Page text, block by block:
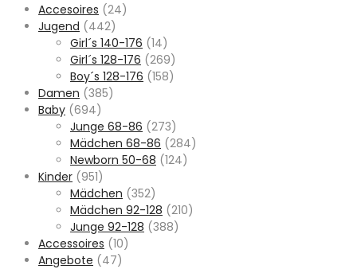
Accesoires (24)
Jugend (442)
Girl´s 140-176 (14)
Girl´s 128-176 (269)
Boy´s 128-176 (158)
Damen (385)
Baby (694)
Junge 68-86 (273)
Mädchen 68-86 (284)
Newborn 50-68 (124)
Kinder (951)
Mädchen (352)
Mädchen 92-128 (210)
Junge 92-128 (388)
Accessoires (10)
Angebote (47)